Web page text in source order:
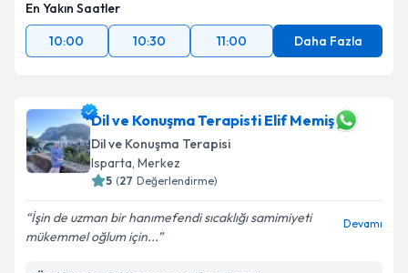
En Yakın Saatler
10:00
10:30 11:00 Daha Fazla
Dil ve Konuşma Terapisti Elif Memiş
Dil ve Konuşma Terapisi
Isparta, Merkez
5 (27 Değerlendirme)
İşin de uzman bir hanımefendi sıcaklığı samimiyeti
mükemmel oğlum için...
Devamı